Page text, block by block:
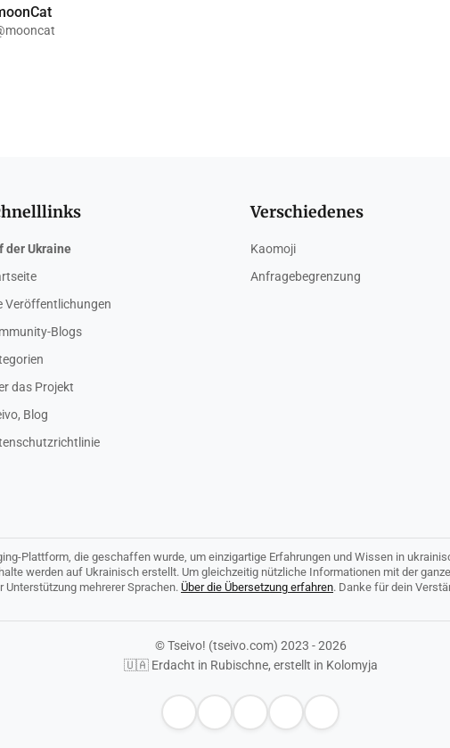
der Ukraine
Veröffentlichungen
Blogs
das Projekt
Blog
Verschiedenes
Kaomoji
Anfragebegrenzung
Plattform, die geschaffen wurde, um einzigartige Erfahrungen und Wissen in
werden auf Ukrainisch erstellt. Um gleichzeitig nützliche Informationen mit der
Unterstützung mehrerer Sprachen. Über die Übersetzung erfahren. Danke für dein
© Tseivo! (tseivo.com) 2023 - 2026
🇺🇦 Erdacht in Rubischne, erstellt in Kolomyja